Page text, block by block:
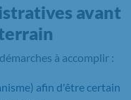
avant
à accomplir :
afin d'être certain